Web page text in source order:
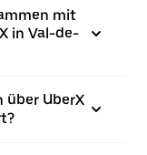
mit
in Val-de-
über UberX